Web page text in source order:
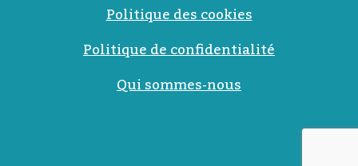
Politique des cookies
Politique de confidentialité
Qui sommes-nous